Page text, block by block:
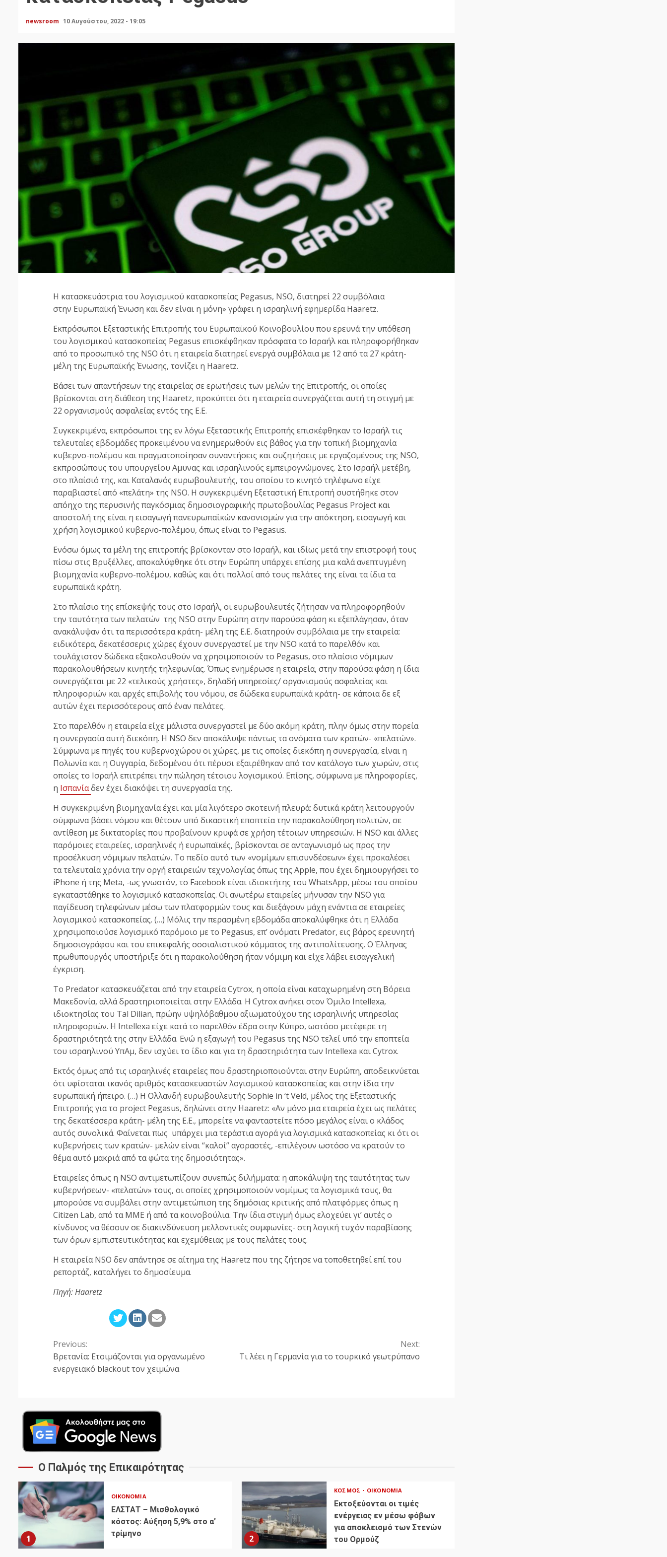
newsroom 10 Αυγούστου, 2022 - 19:05
Η κατασκευάστρια του λογισμικού κατασκοπείας Pegasus, NSO, διατηρεί 22 συμβόλαια
στην Ευρωπαϊκή Ένωση και δεν είναι η μόνη» γράφει η ισραηλινή εφημερίδα Haaretz.
Εκπρόσωποι Εξεταστικής Επιτροπής του Ευρωπαϊκού Κοινοβουλίου που ερευνά την υπόθεση
του λογισμικού κατασκοπείας Pegasus επισκέφθηκαν πρόσφατα το Ισραήλ και πληροφορήθηκαν
από το προσωπικό της NSO ότι η εταιρεία διατηρεί ενεργά συμβόλαια με 12 από τα 27 κράτη-
μέλη της Ευρωπαϊκής Ένωσης, τονίζει η Haaretz.
Βάσει των απαντήσεων της εταιρείας σε ερωτήσεις των μελών της Επιτροπής, οι οποίες
βρίσκονται στη διάθεση της Haaretz, προκύπτει ότι η εταιρεία συνεργάζεται αυτή τη στιγμή με
22 οργανισμούς ασφαλείας εντός της Ε.Ε.
Συγκεκριμένα, εκπρόσωποι της εν λόγω Εξεταστικής Επιτροπής επισκέφθηκαν το Ισραήλ τις
τελευταίες εβδομάδες προκειμένου να ενημερωθούν εις βάθος για την τοπική βιομηχανία
κυβερνο-πολέμου και πραγματοποίησαν συναντήσεις και συζητήσεις με εργαζομένους της NSO,
εκπροσώπους του υπουργείου Αμυνας και ισραηλινούς εμπειρογνώμονες. Στο Ισραήλ μετέβη,
στο πλαίσιό της, και Καταλανός ευρωβουλευτής, του οποίου το κινητό τηλέφωνο είχε
παραβιαστεί από «πελάτη» της NSO. Η συγκεκριμένη Εξεταστική Eπιτροπή συστήθηκε στον
απόηχο της περυσινής παγκόσμιας δημοσιογραφικής πρωτοβουλίας Pegasus Project και
αποστολή της είναι η εισαγωγή πανευρωπαϊκών κανονισμών για την απόκτηση, εισαγωγή και
χρήση λογισμικού κυβερνο-πολέμου, όπως είναι το Pegasus.
Ενόσω όμως τα μέλη της επιτροπής βρίσκονταν στο Ισραήλ, και ιδίως μετά την επιστροφή τους
πίσω στις Βρυξέλλες, αποκαλύφθηκε ότι στην Ευρώπη υπάρχει επίσης μια καλά ανεπτυγμένη
βιομηχανία κυβερνο-πολέμου, καθώς και ότι πολλοί από τους πελάτες της είναι τα ίδια τα
ευρωπαϊκά κράτη.
Στο πλαίσιο της επίσκεψής τους στο Ισραήλ, οι ευρωβουλευτές ζήτησαν να πληροφορηθούν
την ταυτότητα των πελατών της NSO στην Ευρώπη στην παρούσα φάση κι εξεπλάγησαν, όταν
ανακάλυψαν ότι τα περισσότερα κράτη- μέλη της Ε.Ε. διατηρούν συμβόλαια με την εταιρεία:
ειδικότερα, δεκατέσσερις χώρες έχουν συνεργαστεί με την NSO κατά το παρελθόν και
τουλάχιστον δώδεκα εξακολουθούν να χρησιμοποιούν το Pegasus, στο πλαίσιο νόμιμων
παρακολουθήσεων κινητής τηλεφωνίας. Όπως ενημέρωσε η εταιρεία, στην παρούσα φάση η ίδια
συνεργάζεται με 22 «τελικούς χρήστες», δηλαδή υπηρεσίες/ οργανισμούς ασφαλείας και
πληροφοριών και αρχές επιβολής του νόμου, σε δώδεκα ευρωπαϊκά κράτη- σε κάποια δε εξ
αυτών έχει περισσότερους από έναν πελάτες.
Στο παρελθόν η εταιρεία είχε μάλιστα συνεργαστεί με δύο ακόμη κράτη, πλην όμως στην πορεία
η συνεργασία αυτή διεκόπη. Η NSO δεν αποκάλυψε πάντως τα ονόματα των κρατών- «πελατών».
Σύμφωνα με πηγές του κυβερνοχώρου οι χώρες, με τις οποίες διεκόπη η συνεργασία, είναι η
Πολωνία και η Ουγγαρία, δεδομένου ότι πέρυσι εξαιρέθηκαν από τον κατάλογο των χωρών, στις
οποίες το Ισραήλ επιτρέπει την πώληση τέτοιου λογισμικού. Επίσης, σύμφωνα με πληροφορίες,
η Ισπανίαδεν έχει διακόψει τη συνεργασία της.
Η συγκεκριμένη βιομηχανία έχει και μία λιγότερο σκοτεινή πλευρά: δυτικά κράτη λειτουργούν
σύμφωνα βάσει νόμου και θέτουν υπό δικαστική εποπτεία την παρακολούθηση πολιτών, σε
αντίθεση με δικτατορίες που προβαίνουν κρυφά σε χρήση τέτοιων υπηρεσιών. Η NSO και άλλες
παρόμοιες εταιρείες, ισραηλινές ή ευρωπαϊκές, βρίσκονται σε ανταγωνισμό ως προς την
προσέλκυση νόμιμων πελατών. Το πεδίο αυτό των «νομίμων επισυνδέσεων» έχει προκαλέσει
τα τελευταία χρόνια την οργή εταιρειών τεχνολογίας όπως της Apple, που έχει δημιουργήσει το
iPhone ή της Meta, -ως γνωστόν, το Facebook είναι ιδιοκτήτης του WhatsApp, μέσω του οποίου
εγκαταστάθηκε το λογισμικό κατασκοπείας. Οι ανωτέρω εταιρείες μήνυσαν την NSO για
παγίδευση τηλεφώνων μέσω των πλατφορμών τους και διεξάγουν μάχη ενάντια σε εταιρείες
λογισμικού κατασκοπείας. (…) Μόλις την περασμένη εβδομάδα αποκαλύφθηκε ότι η Ελλάδα
χρησιμοποιούσε λογισμικό παρόμοιο με το Pegasus, επ’ ονόματι Predator, εις βάρος ερευνητή
δημοσιογράφου και του επικεφαλής σοσιαλιστικού κόμματος της αντιπολίτευσης. Ο Έλληνας
πρωθυπουργός υποστήριξε ότι η παρακολούθηση ήταν νόμιμη και είχε λάβει εισαγγελική
έγκριση.
Το Predator κατασκευάζεται από την εταιρεία Cytrox, η οποία είναι καταχωρημένη στη Βόρεια
Μακεδονία, αλλά δραστηριοποιείται στην Ελλάδα. Η Cytrox ανήκει στον Όμιλο Intellexa,
ιδιοκτησίας του Tal Dilian, πρώην υψηλόβαθμου αξιωματούχου της ισραηλινής υπηρεσίας
πληροφοριών. Η Intellexa είχε κατά το παρελθόν έδρα στην Κύπρο, ωστόσο μετέφερε τη
δραστηριότητά της στην Ελλάδα. Ενώ η εξαγωγή του Pegasus της NSO τελεί υπό την εποπτεία
του ισραηλινού ΥπΑμ, δεν ισχύει το ίδιο και για τη δραστηριότητα των Intellexa και Cytrox.
Εκτός όμως από τις ισραηλινές εταιρείες που δραστηριοποιούνται στην Ευρώπη, αποδεικνύεται
ότι υφίσταται ικανός αριθμός κατασκευαστών λογισμικού κατασκοπείας και στην ίδια την
ευρωπαϊκή ήπειρο. (…) Η Ολλανδή ευρωβουλευτής Sophie in ‘t Veld, μέλος της Εξεταστικής
Επιτροπής για το project Pegasus, δηλώνει στην Haaretz: «Αν μόνο μια εταιρεία έχει ως πελάτες
της δεκατέσσερα κράτη- μέλη της Ε.Ε., μπορείτε να φανταστείτε πόσο μεγάλος είναι ο κλάδος
αυτός συνολικά. Φαίνεται πως υπάρχει μια τεράστια αγορά για λογισμικά κατασκοπείας κι ότι οι
κυβερνήσεις των κρατών- μελών είναι “καλοί” αγοραστές, -επιλέγουν ωστόσο να κρατούν το
θέμα αυτό μακριά από τα φώτα της δημοσιότητας».
Εταιρείες όπως η NSO αντιμετωπίζουν συνεπώς διλήμματα: η αποκάλυψη της ταυτότητας των
κυβερνήσεων- «πελατών» τους, οι οποίες χρησιμοποιούν νομίμως τα λογισμικά τους, θα
μπορούσε να συμβάλει στην αντιμετώπιση της δημόσιας κριτικής από πλατφόρμες όπως η
Citizen Lab, από τα ΜΜΕ ή από τα κοινοβούλια. Την ίδια στιγμή όμως ελοχεύει γι’ αυτές ο
κίνδυνος να θέσουν σε διακινδύνευση μελλοντικές συμφωνίες- στη λογική τυχόν παραβίασης
των όρων εμπιστευτικότητας και εχεμύθειας με τους πελάτες τους.
Η εταιρεία NSO δεν απάντησε σε αίτημα της Haaretz που της ζήτησε να τοποθετηθεί επί του
ρεπορτάζ, καταλήγει το δημοσίευμα.
Πηγή: Haaretz
Continue
Reading
Previous:
Βρετανία: Ετοιμάζονται για οργανωμένο
ενεργειακό blackout τον χειμώνα
Next:
Tι λέει η Γερμανία για το τουρκικό γεωτρύπανο
Ο Παλμός της Επικαιρότητας
1
ΟΙΚΟΝΟΜΊΑ
ΕΛΣΤΑΤ – Μισθολογικό
κόστος: Αύξηση 5,9% στο α’
τρίμηνο
2
ΚΌΣΜΟΣ ΟΙΚΟΝΟΜΊΑ
Εκτοξεύονται οι τιμές
ενέργειας εν μέσω φόβων
για αποκλεισμό των Στενών
του Ορμούζ